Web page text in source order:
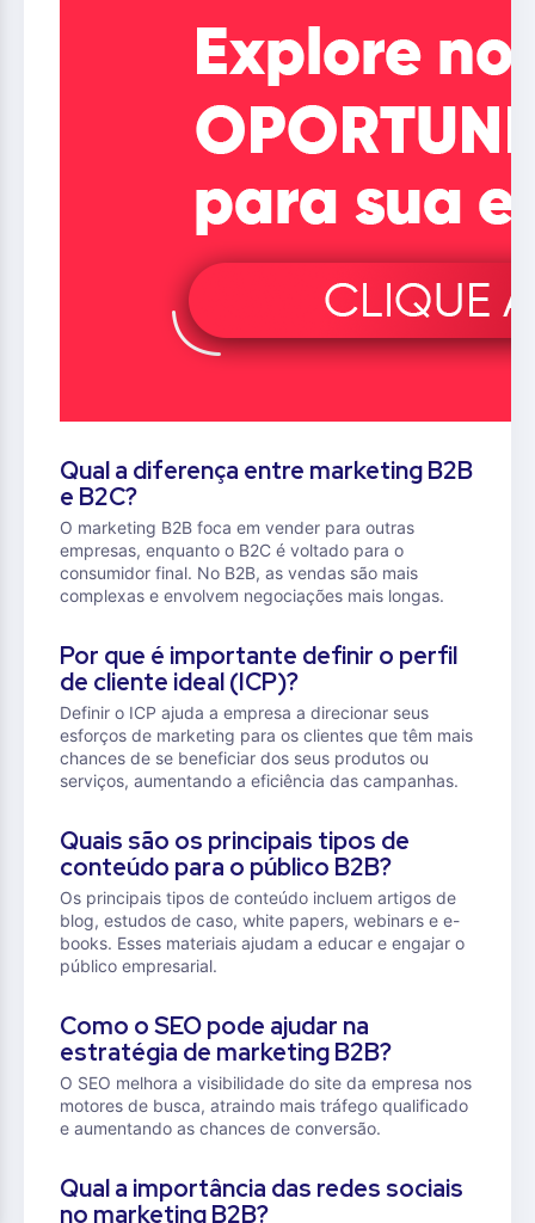
Qual a diferença entre marketing B2B
e B2C?
O marketing B2B foca em vender para outras
empresas, enquanto o B2C é voltado para o
consumidor final. No B2B, as vendas são mais
complexas e envolvem negociações mais longas.
Por que é importante definir o perfil
de cliente ideal (ICP)?
Definir o ICP ajuda a empresa a direcionar seus
esforços de marketing para os clientes que têm mais
chances de se beneficiar dos seus produtos ou
serviços, aumentando a eficiência das campanhas.
Quais são os principais tipos de
conteúdo para o público B2B?
Os principais tipos de conteúdo incluem artigos de
blog, estudos de caso, white papers, webinars e e-
books. Esses materiais ajudam a educar e engajar o
público empresarial.
Como o SEO pode ajudar na
estratégia de marketing B2B?
O SEO melhora a visibilidade do site da empresa nos
motores de busca, atraindo mais tráfego qualificado
e aumentando as chances de conversão.
Qual a importância das redes sociais
no marketing B2B?